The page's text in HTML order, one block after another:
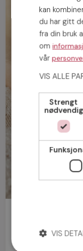
Bli
kan
du har gitt
fra din bruk
om
vår
VIS ALLE
Strengt
nødvendig
VIS